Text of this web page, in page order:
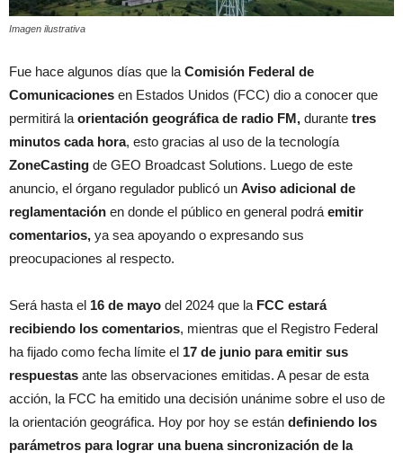
Imagen ilustrativa
Fue hace algunos días que laComisión Federal de
Comunicaciones en Estados Unidos (FCC) dio a conocer que
permitirá laorientación geográfica de radio FM, durante tres
minutos cada hora, esto gracias al uso de la tecnología
ZoneCasting de GEO Broadcast Solutions. Luego de este
anuncio, el órgano regulador publicó un Aviso adicional de
reglamentación en donde el público en general podráemitir
comentarios, ya sea apoyando o expresando sus
preocupaciones al respecto.
Será hasta el 16 de mayo del 2024 que la FCC estará
recibiendo los comentarios, mientras que el Registro Federal
ha fijado como fecha límite el 17 de junio para emitir sus
respuestas ante las observaciones emitidas. A pesar de esta
acción, la FCC ha emitido una decisión unánime sobre el uso de
la orientación geográfica. Hoy por hoy se están definiendo los
parámetros para lograr una buena sincronización de la